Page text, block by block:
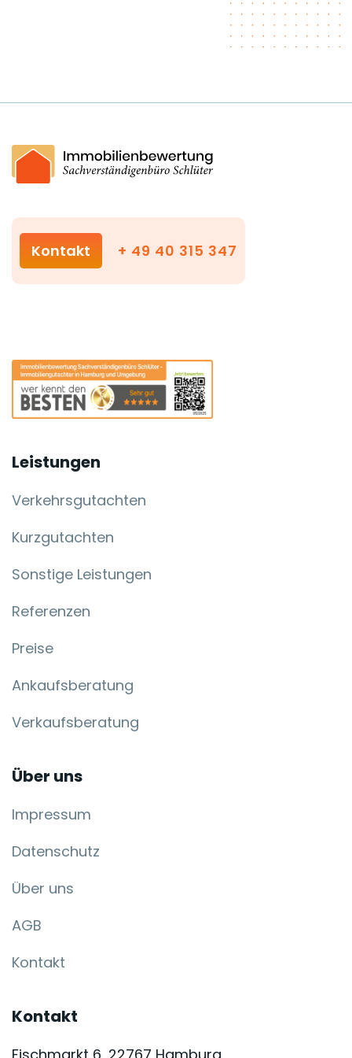
Kontakt + 49 40 315 347
Leistungen
Verkehrsgutachten
Kurzgutachten
Sonstige Leistungen
Referenzen
Preise
Ankaufsberatung
Verkaufsberatung
Über uns
Impressum
Datenschutz
Über uns
AGB
Kontakt
Kontakt